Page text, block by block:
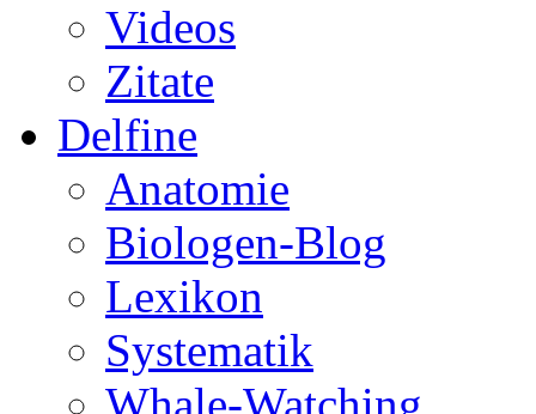
Videos
Zitate
Delfine
Anatomie
Biologen-Blog
Lexikon
Systematik